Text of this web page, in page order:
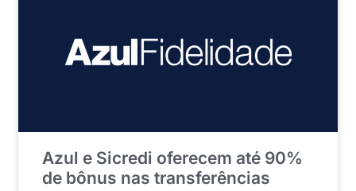
Azul e Sicredi oferecem até 90%
de bônus nas transferências